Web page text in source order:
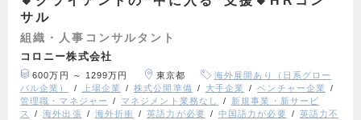
サル
組織・人事コンサルタント
コロニー株式会社
600万円 ～ 1299万円 東京都
海外展開あり（日系グロー
バル企業）
上場企業 株式公開準備 大手企業
ベンチャー企業
管理職・マネジャー
マネジメント業務なし
新規事業・新サービ
ス
海外出張 海外折衝 英語力が必要 中国語力が必要
英語力不